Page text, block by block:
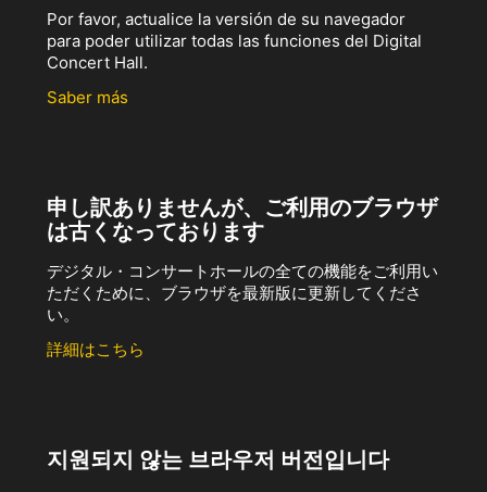
Por favor, actualice la versión de su navegador
para poder utilizar todas las funciones del Digital
Concert Hall.
Saber más
申し訳ありませんが、ご利用のブラウザ
は古くなっております
デジタル・コンサートホールの全ての機能をご利用い
ただくために、ブラウザを最新版に更新してくださ
い。
詳細はこちら
지원되지 않는 브라우저 버전입니다